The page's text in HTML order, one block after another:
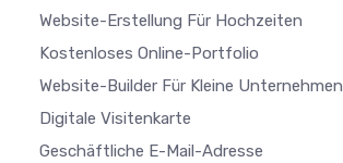
Website-Erstellung Für Hochzeiten
Kostenloses Online-Portfolio
Website-Builder Für Kleine Unternehmen
Digitale Visitenkarte
Geschäftliche E-Mail-Adresse